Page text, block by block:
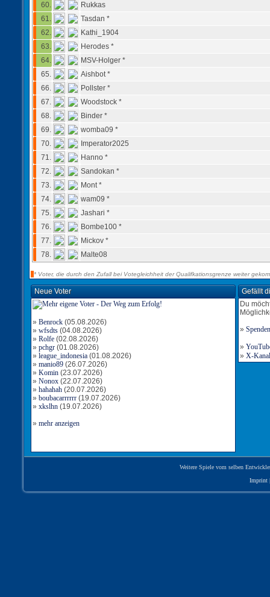
60.
Rukkas
61.
Tasdan *
62.
Kathi_1904
63.
Herodes *
64.
MSV-Holger *
65.
Aishbot *
66.
Pollster *
67.
Woodstock *
68.
Binder *
69.
womba09 *
70.
Imperator2025
71.
Hanno *
72.
Sandokan *
73.
Mont *
74.
wam09 *
75.
Jashari *
76.
Bombe100 *
77.
Mickov *
78.
Malte08
* Voter, die durch den Zufall bei Votegleichheit der Qualifkationsgrenze weiter
Neue Voter
» Benrock (05.08.2026)
» wfsdts (04.08.2026)
» Rolfe (02.08.2026)
» pchgr (01.08.2026)
» league_indonesia (01.08.2026)
» manio89 (26.07.2026)
» Komin (23.07.2026)
» Nonox (22.07.2026)
» hahahah (20.07.2026)
» boubacarrrrrr (19.07.2026)
» xkslhn (19.07.2026)
» mehr anzeigen
Gefällt
Du
» Spenden
»
» X-
Weitere Spiele vom selben
Imprint